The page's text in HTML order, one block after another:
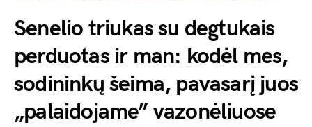
Senelio triukas su degtukais
perduotas ir man: kodėl mes,
sodininkų šeima, pavasarį juos
„palaidojame” vazonėliuose